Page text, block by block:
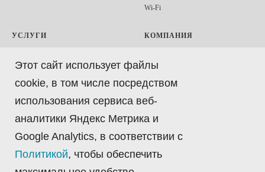
Wi-Fi
УСЛУГИ
Облачная лаборатория
Консультации и аналитика
Методологии и сценарии
тестирования
Проведения тестирования
Подбор решений для лаборатории
КОМПАНИЯ
Контакты
Вакансии
Запрос коммерческого предложения
Запрос демонстрации
Портал технической поддержки
Портал Облачной лаборатории
Этот сайт использует файлы
cookie, в том числе посредством
использования сервиса веб-
аналитики Яндекс Метрика и
Google Analytics, в соответствии с
Политикой, чтобы обеспечить